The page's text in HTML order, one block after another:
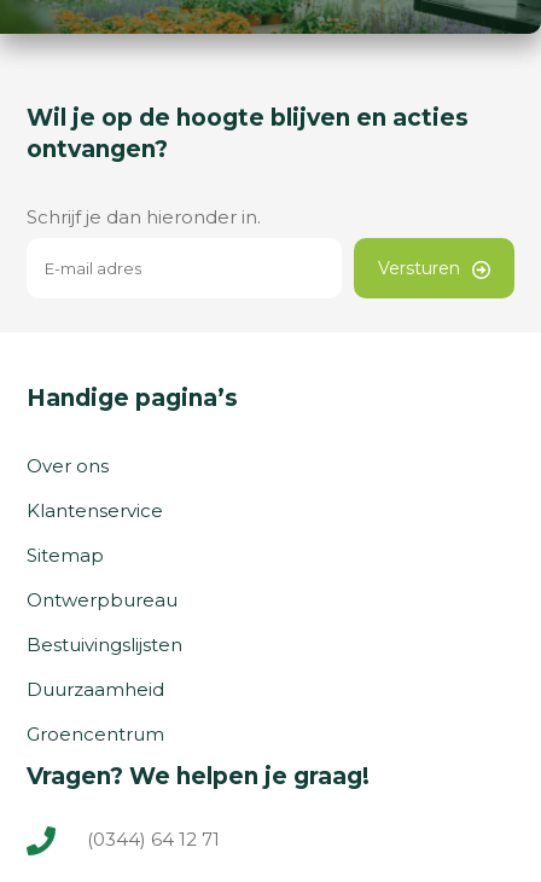
Wil je op de hoogte blijven en acties
ontvangen?
Schrijf je dan hieronder in.
Versturen
Handige pagina’s
Over ons
Klantenservice
Sitemap
Ontwerpbureau
Bestuivingslijsten
Duurzaamheid
Groencentrum
Vragen? We helpen je graag!
(0344) 64 12 71